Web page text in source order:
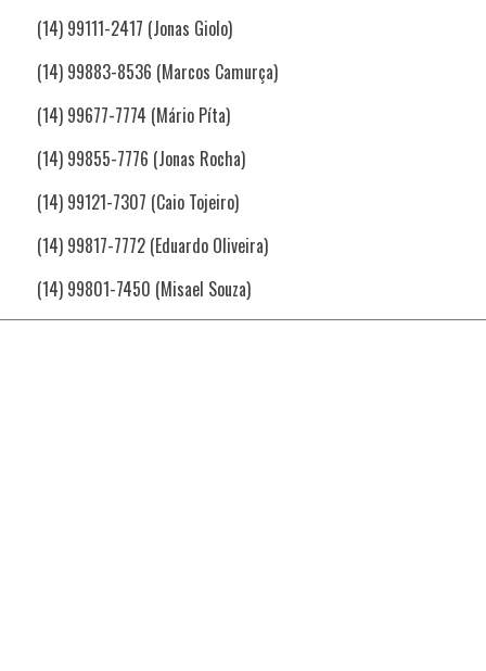
(14) 99111-2417 (Jonas Giolo)
(14) 99883-8536 (Marcos Camurça)
(14) 99677-7774 (Mário Píta)
(14) 99855-7776 (Jonas Rocha)
(14) 99121-7307 (Caio Tojeiro)
(14) 99817-7772 (Eduardo Oliveira)
(14) 99801-7450 (Misael Souza)